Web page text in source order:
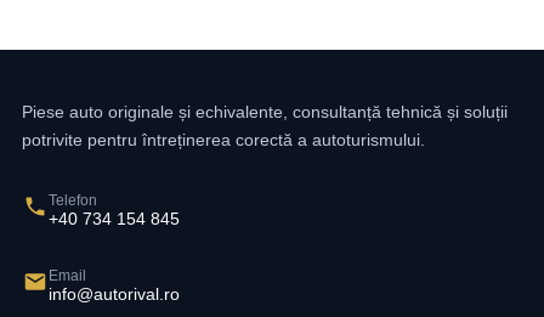
Piese auto originale și echivalente, consultanță tehnică și soluții
potrivite pentru întreținerea corectă a autoturismului.
Telefon
+40 734 154 845
Email
info@autorival.ro